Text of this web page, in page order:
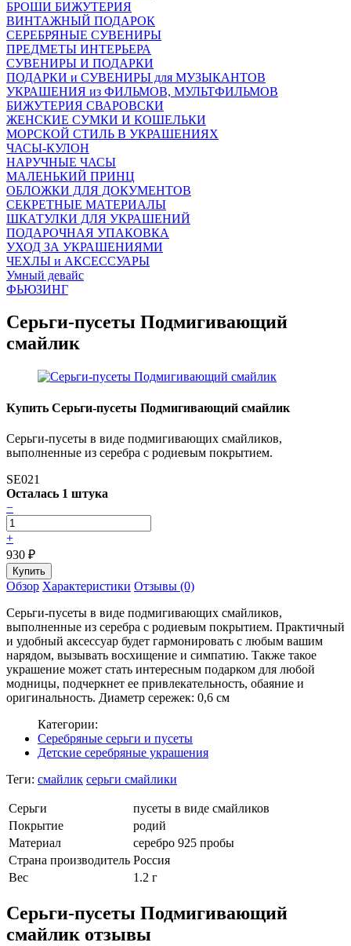
БРОШИ БИЖУТЕРИЯ
ВИНТАЖНЫЙ ПОДАРОК
СЕРЕБРЯНЫЕ СУВЕНИРЫ
ПРЕДМЕТЫ ИНТЕРЬЕРА
СУВЕНИРЫ И ПОДАРКИ
ПОДАРКИ и СУВЕНИРЫ для МУЗЫКАНТОВ
УКРАШЕНИЯ из ФИЛЬМОВ, МУЛЬТФИЛЬМОВ
БИЖУТЕРИЯ СВАРОВСКИ
ЖЕНСКИЕ СУМКИ И КОШЕЛЬКИ
МОРСКОЙ СТИЛЬ В УКРАШЕНИЯХ
ЧАСЫ-КУЛОН
НАРУЧНЫЕ ЧАСЫ
МАЛЕНЬКИЙ ПРИНЦ
ОБЛОЖКИ ДЛЯ ДОКУМЕНТОВ
СЕКРЕТНЫЕ МАТЕРИАЛЫ
ШКАТУЛКИ ДЛЯ УКРАШЕНИЙ
ПОДАРОЧНАЯ УПАКОВКА
УХОД ЗА УКРАШЕНИЯМИ
ЧEХЛЫ и АКСЕССУАРЫ
Умный девайс
ФЬЮЗИНГ
Серьги-пусеты Подмигивающий
смайлик
Купить Серьги-пусеты Подмигивающий смайлик
Серьги-пусеты в виде подмигивающих смайликов,
выполненные из серебра с родиевым покрытием.
SE021
Осталась 1 штука
−
+
930 ₽
Обзор Характеристики Отзывы (0)
Серьги-пусеты в виде подмигивающих смайликов,
выполненные из серебра с родиевым покрытием. Практичный
и удобный аксессуар будет гармонировать с любым вашим
нарядом, вызывать восхищение и симпатию. Также такое
украшение может стать интересным подарком для любой
модницы, подчеркнет ее привлекательность, обаяние и
оригинальность. Диаметр сережек: 0,6 см
Категории:
Серебряные серьги и пусеты
Детские серебряные украшения
Теги: смайлик серьги смайлики
Серьги
пусеты в виде смайликов
Покрытие
родий
Материал
серебро 925 пробы
Страна производитель Россия
Вес
1.2 г
Серьги-пусеты Подмигивающий
смайлик отзывы